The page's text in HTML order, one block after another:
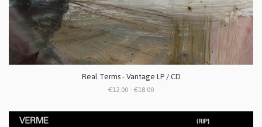
Real Terms - Vantage LP / CD
€12.00 - €18.00